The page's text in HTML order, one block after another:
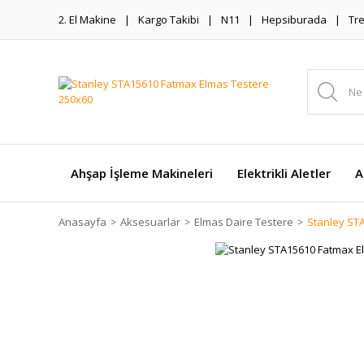
2. El Makine Kargo Takibi N11 Hepsiburada
Ahşap İşleme Makineleri Elektrikli Aletler
Anasayfa Aksesuarlar Elmas Daire Testere Stanley